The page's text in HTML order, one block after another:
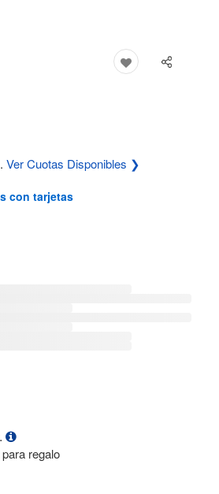
. Ver Cuotas Disponibles ❯
con tarjetas
regalo